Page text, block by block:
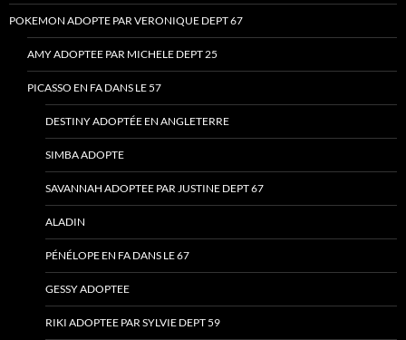
POKEMON ADOPTE PAR VERONIQUE DEPT 67
AMY ADOPTEE PAR MICHELE DEPT 25
PICASSO EN FA DANS LE 57
DESTINY ADOPTÉE EN ANGLETERRE
SIMBA ADOPTE
SAVANNAH ADOPTEE PAR JUSTINE DEPT 67
ALADIN
PÉNÉLOPE EN FA DANS LE 67
GESSY ADOPTEE
RIKI ADOPTEE PAR SYLVIE DEPT 59